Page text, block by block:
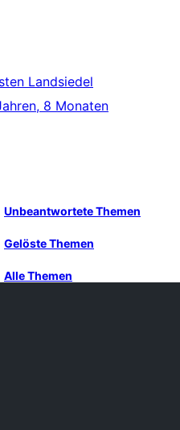
Landsiedel
8 Monaten
Unbeantwortete Themen
Gelöste Themen
Alle Themen